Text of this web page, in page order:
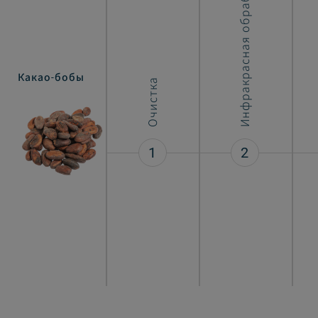
Какао-бобы Очистка
1
Инфракрасная обработка
2